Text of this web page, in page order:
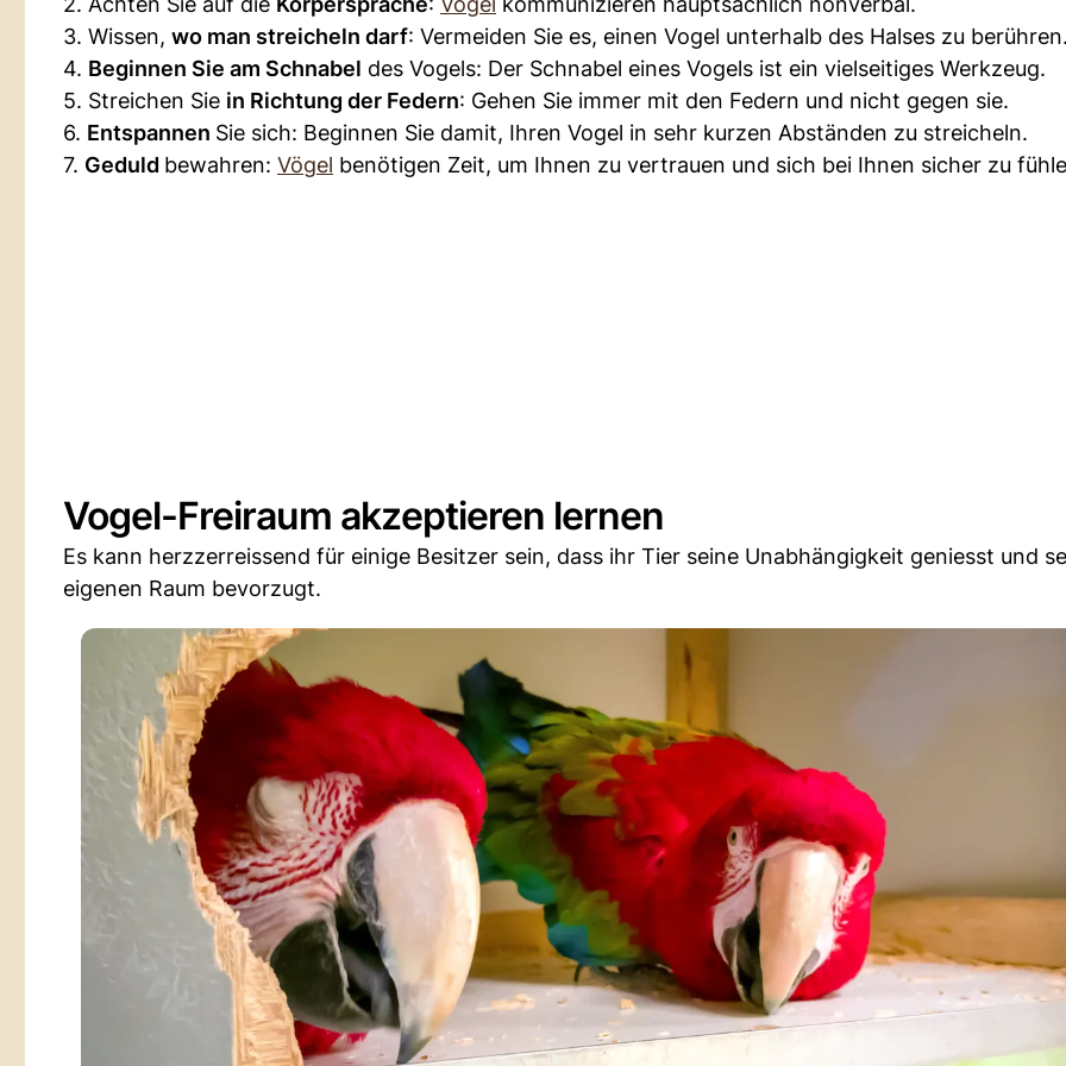
3. Wissen, wo man streicheln darf: Vermeiden Sie es, einen Vogel unterhalb des Halses zu
4. Beginnen Sie am Schnabel des Vogels: Der Schnabel eines Vogels ist ein vielseitiges Werkzeug.
5. Streichen Sie in Richtung der Federn: Gehen Sie immer mit den Federn und nicht gegen sie.
6. Entspannen Sie sich: Beginnen Sie damit, Ihren Vogel in sehr kurzen Abständen zu streicheln.
7. Geduld bewahren: Vögel benötigen Zeit, um Ihnen zu vertrauen und sich bei Ihnen sicher zu
Vogel-Freiraum akzeptieren lernen
Es kann herzzerreissend für einige Besitzer sein, dass ihr Tier seine Unabhängigkeit geniesst und
eigenen Raum bevorzugt.